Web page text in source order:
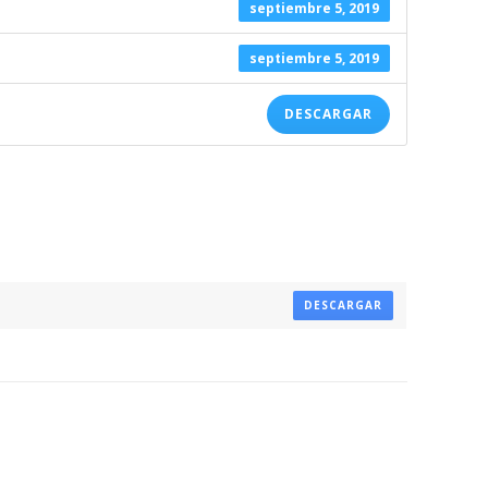
septiembre 5, 2019
septiembre 5, 2019
DESCARGAR
DESCARGAR